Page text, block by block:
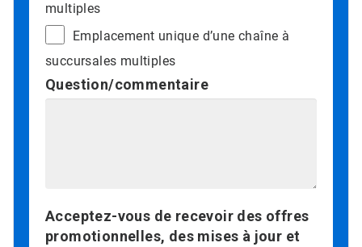
multiples
Emplacement unique d’une chaîne à
succursales multiples
Question/commentaire
Acceptez-vous de recevoir des offres
promotionnelles, des mises à jour et